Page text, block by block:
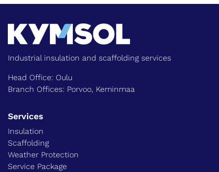
Industrial insulation and scaffolding services
Head Office: Oulu
Branch Offices: Porvoo, Keminmaa
Services
Insulation
Scaffolding
Weather Protection
Service Package